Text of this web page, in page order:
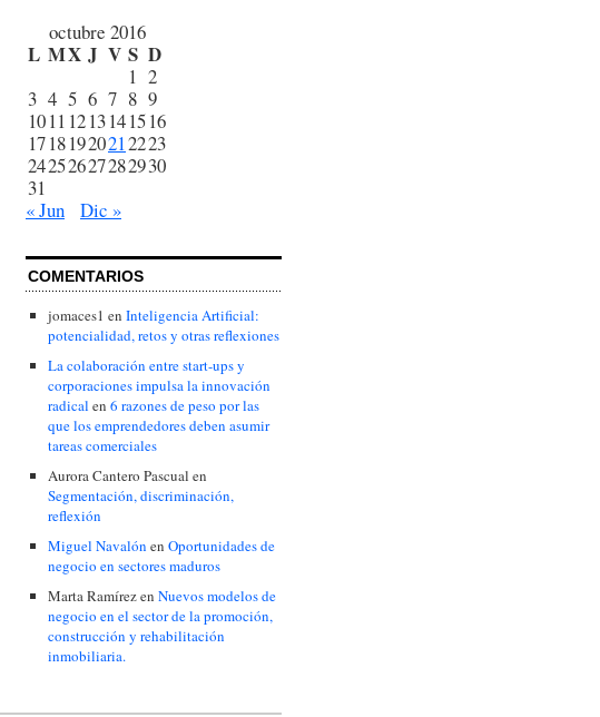
octubre 2016
L MX J V S D
1 2
3 4 5 6 7 8 9
1011 1213141516
17181920212223
24252627282930
31
« Jun
Dic »
COMENTARIOS
jomaces1 en Inteligencia Artificial:
potencialidad, retos y otras reflexiones
La colaboración entre start-ups y
corporaciones impulsa la innovación
radical en 6 razones de peso por las
que los emprendedores deben asumir
tareas comerciales
Aurora Cantero Pascual en
Segmentación, discriminación,
reflexión
Miguel Navalón en Oportunidades de
negocio en sectores maduros
Marta Ramírezen Nuevos modelos de
negocio en el sector de la promoción,
construcción y rehabilitación
inmobiliaria.